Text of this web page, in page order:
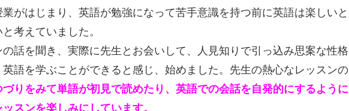
がはじまり、英語が勉強になって苦手意識を持つ前に英語は楽しいと
考えていました。
話を聞き、実際に先生とお会いして、人見知りで引っ込み思案な性格
語を学ぶことができると感じ、始めました。先生の熱心なレッスンの
づりをみて単語が初見で読めたり、英語での会話を自発的にするように
スンを楽しみにしています。